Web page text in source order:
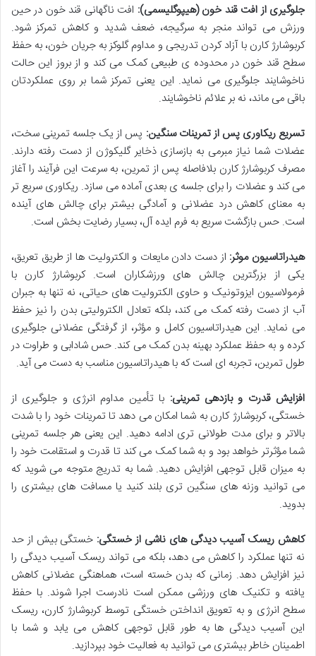
جلوگیری از افت قند خون (هیپوگلیسمی): افت ناگهانی قند خون در حین
ورزش می تواند منجر به سرگیجه، ضعف شدید و کاهش تمرکز شود.
کربوشارژ کارن با آزاد کردن تدریجی و مداوم گلوکز به جریان خون، به حفظ
سطح قند خون در محدوده ی طبیعی کمک می کند و از بروز این حالت
ناخوشایند جلوگیری می نماید. این یعنی تمرکز شما بر روی عملکردتان
باقی می ماند، نه بر علائم ناخوشایند.
تسریع ریکاوری پس از تمرینات سنگین: پس از یک جلسه تمرینی سخت،
عضلات شما نیاز مبرمی به بازسازی ذخایر گلیکوژن از دست رفته دارند.
مصرف کربوشارژ کارن بلافاصله پس از تمرین، به سرعت این فرآیند را آغاز
می کند و عضلات را برای جلسه ی بعدی آماده می سازد. ریکاوری سریع تر
به معنای کاهش درد عضلانی و آمادگی بیشتر برای چالش های آینده
است. حس بازگشت سریع به فرم ایده آل، بسیار رضایت بخش است.
هیدراتاسیون موثر: از دست دادن مایعات و الکترولیت ها از طریق تعریق،
یکی از بزرگترین چالش های ورزشکاران است. کربوشارژ کارن با
فرمولاسیون ایزوتونیک و حاوی الکترولیت های حیاتی، نه تنها به جبران
آب از دست رفته کمک می کند، بلکه تعادل الکترولیتی بدن را نیز حفظ
می نماید. این هیدراتاسیون کامل و مؤثر، از گرفتگی عضلانی جلوگیری
کرده و به حفظ عملکرد بهینه بدن کمک می کند. حس شادابی و طراوت در
طول تمرین، تجربه ای است که با هیدراتاسیون مناسب به دست می آید.
افزایش قدرت و بازدهی تمرینی: با تأمین مداوم انرژی و جلوگیری از
خستگی، کربوشارژ کارن به شما امکان می دهد تا تمرینات خود را با شدت
بالاتر و برای مدت طولانی تری ادامه دهید. این یعنی هر جلسه تمرینی
شما مؤثرتر خواهد بود و به شما کمک می کند تا قدرت و استقامت خود را
به میزان قابل توجهی افزایش دهید. شما به تدریج متوجه می شوید که
می توانید وزنه های سنگین تری بلند کنید یا مسافت های بیشتری را
بدوید.
کاهش ریسک آسیب دیدگی های ناشی از خستگی: خستگی بیش از حد
نه تنها عملکرد را کاهش می دهد، بلکه می تواند ریسک آسیب دیدگی را
نیز افزایش دهد. زمانی که بدن خسته است، هماهنگی عضلانی کاهش
یافته و تکنیک های ورزشی ممکن است نادرست اجرا شوند. با حفظ
سطح انرژی و به تعویق انداختن خستگی توسط کربوشارژ کارن، ریسک
این آسیب دیدگی ها به طور قابل توجهی کاهش می یابد و شما با
اطمینان خاطر بیشتری می توانید به فعالیت خود بپردازید.